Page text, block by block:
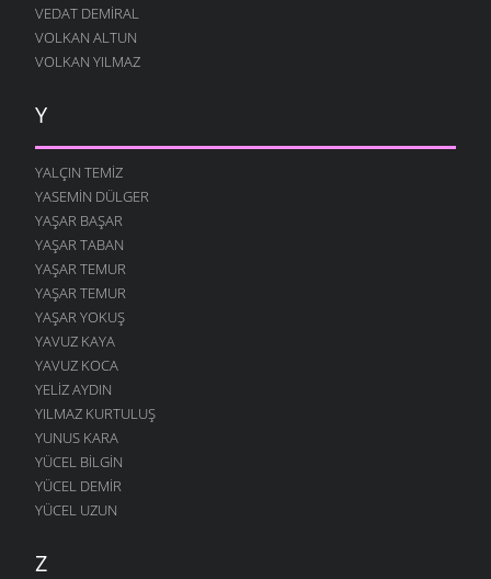
VEDAT DEMIRAL
VOLKAN ALTUN
VOLKAN YILMAZ
Y
YALÇIN TEMIZ
YASEMIN DÜLGER
YAŞAR BAŞAR
YAŞAR TABAN
YAŞAR TEMUR
YAŞAR TEMUR
YAŞAR YOKUŞ
YAVUZ KAYA
YAVUZ KOCA
YELIZ AYDIN
YILMAZ KURTULUŞ
YUNUS KARA
YÜCEL BILGIN
YÜCEL DEMIR
YÜCEL UZUN
Z